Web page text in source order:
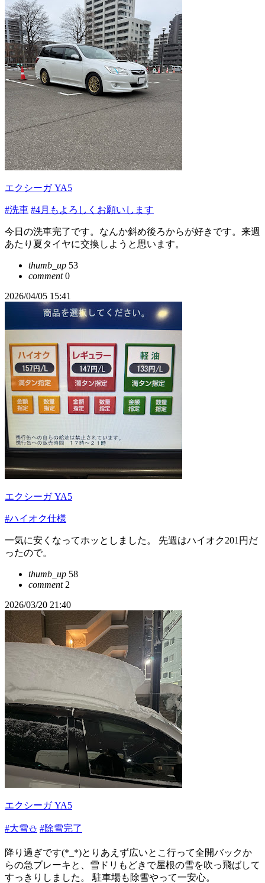
エクシーガ YA5
#洗車 #4月もよろしくお願いします
今日の洗車完了です。なんか斜め後ろからが好きです。来週
あたり夏タイヤに交換しようと思います。
thumb_up 53
comment0
2026/04/05 15:41
エクシーガ YA5
#ハイオク仕様
一気に安くなってホッとしました。 先週はハイオク201円だ
ったので。
thumb_up 58
comment2
2026/03/20 21:40
エクシーガ YA5
#大雪⛄ #除雪完了
降り過ぎです(*_*)とりあえず広いとこ行って全開バックか
らの急ブレーキと、雪ドリもどきで屋根の雪を吹っ飛ばして
すっきりしました。 駐車場も除雪やって一安心。